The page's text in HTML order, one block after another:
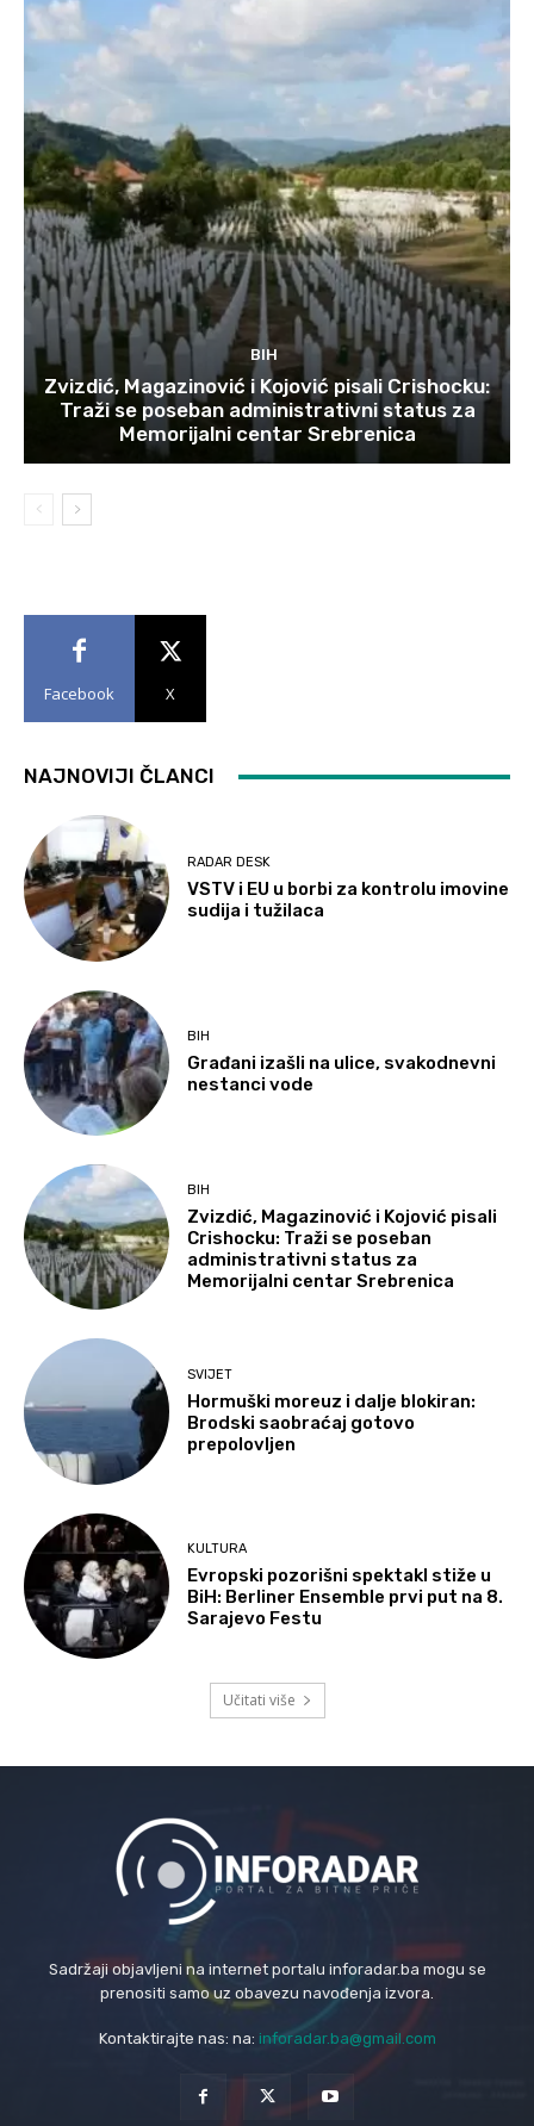
BIH
Zvizdić, Magazinović i Kojović pisali Crishocku:
Traži se poseban administrativni status za
Memorijalni centar Srebrenica
Facebook X
NAJNOVIJI ČLANCI
RADAR DESK
VSTV i EU u borbi za kontrolu imovine
sudija i tužilaca
BIH
Građani izašli na ulice, svakodnevni
nestanci vode
BIH
Zvizdić, Magazinović i Kojović pisali
Crishocku: Traži se poseban
administrativni status za
Memorijalni centar Srebrenica
SVIJET
Hormuški moreuz i dalje blokiran:
Brodski saobraćaj gotovo
prepolovljen
KULTURA
Evropski pozorišni spektakl stiže u
BiH: Berliner Ensemble prvi put na 8.
Sarajevo Festu
Učitati više
Sadržaji objavljeni na internet portalu inforadar.ba mogu se
prenositi samo uz obavezu navođenja izvora.
Kontaktirajte nas: na: inforadar.ba@gmail.com